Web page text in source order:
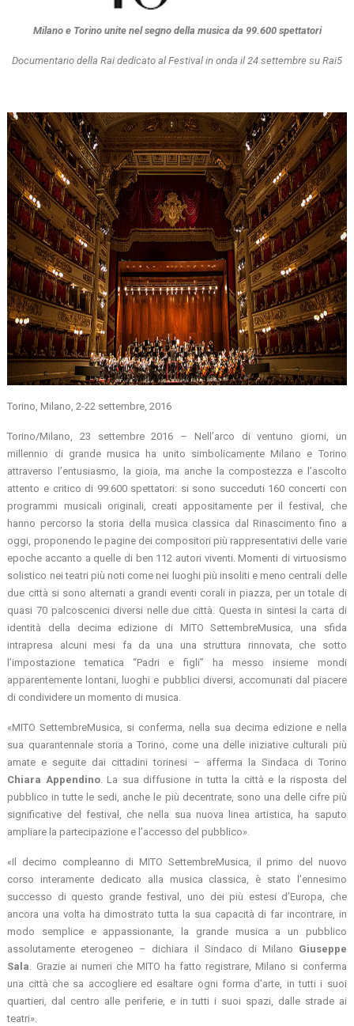
Milano e Torino unite nel segno della musica da 99.600 spettatori
Documentario della Rai dedicato al Festival in onda il 24 settembre su Rai5
Torino, Milano, 2-22 settembre, 2016
Torino/Milano, 23 settembre 2016 – Nell’arco di ventuno giorni, un
millennio di grande musica ha unito simbolicamente Milano e Torino
attraverso l’entusiasmo, la gioia, ma anche la compostezza e l’ascolto
attento e critico di 99.600 spettatori: si sono succeduti 160 concerti con
programmi musicali originali, creati appositamente per il festival, che
hanno percorso la storia della musica classica dal Rinascimento fino a
oggi, proponendo le pagine dei compositori più rappresentativi delle varie
epoche accanto a quelle di ben 112 autori viventi. Momenti di virtuosismo
solistico nei teatri più noti come nei luoghi più insoliti e meno centrali delle
due città si sono alternati a grandi eventi corali in piazza, per un totale di
quasi 70 palcoscenici diversi nelle due città. Questa in sintesi la carta di
identità della decima edizione di MITO SettembreMusica, una sfida
intrapresa alcuni mesi fa da una una struttura rinnovata, che sotto
l’impostazione tematica “Padri e figli” ha messo insieme mondi
apparentemente lontani, luoghi e pubblici diversi, accomunati dal piacere
di condividere un momento di musica.
«MITO SettembreMusica, si conferma, nella sua decima edizione e nella
sua quarantennale storia a Torino, come una delle iniziative culturali più
amate e seguite dai cittadini torinesi – afferma la Sindaca di Torino
Chiara Appendino. La sua diffusione in tutta la città e la risposta del
pubblico in tutte le sedi, anche le più decentrate, sono una delle cifre più
significative del festival, che nella sua nuova linea artistica, ha saputo
ampliare la partecipazione e l’accesso del pubblico».
«Il decimo compleanno di MITO SettembreMusica, il primo del nuovo
corso interamente dedicato alla musica classica, è stato l’ennesimo
successo di questo grande festival, uno dei più estesi d’Europa, che
ancora una volta ha dimostrato tutta la sua capacità di far incontrare, in
modo semplice e appassionante, la grande musica a un pubblico
assolutamente eterogeneo – dichiara il Sindaco di Milano Giuseppe
Sala. Grazie ai numeri che MITO ha fatto registrare, Milano si conferma
una città che sa accogliere ed esaltare ogni forma d’arte, in tutti i suoi
quartieri, dal centro alle periferie, e in tutti i suoi spazi, dalle strade ai
teatri».